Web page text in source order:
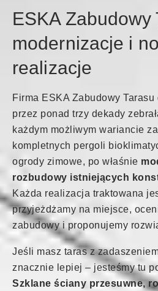
ESKA Zabudowy
modernizacje i
realizacje
Firma ESKA Zabudowy Tarasu
przez ponad trzy dekady
każdym możliwym wariancie
kompletnych pergoli
ogrody zimowe, po właśnie
rozbudowy istniejących
Każda realizacja traktowana
przyjeżdżamy na miejsce,
zabudowy i proponujemy
Jeśli masz taras z
znacznie lepiej – jesteśmy tu
Szklane ściany przesuwne,